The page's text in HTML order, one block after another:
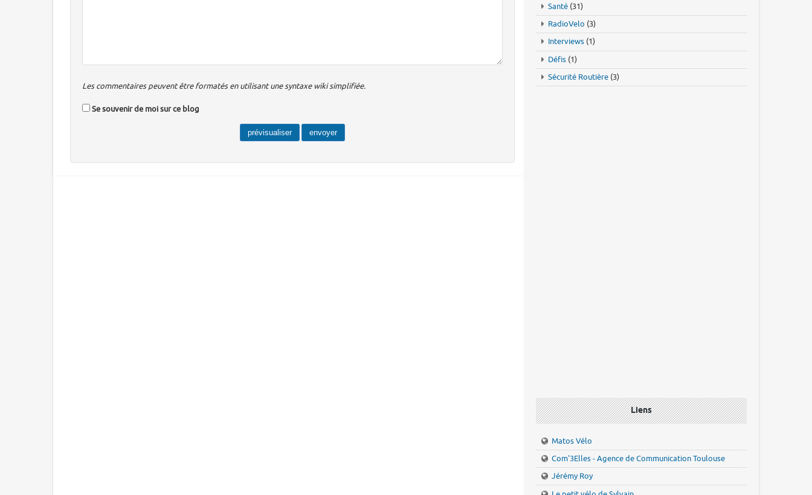
Les commentaires peuvent être formatés en utilisant une syntaxe wiki simplifiée.
Se souvenir de moi sur ce blog
Santé (31)
RadioVelo (3)
Interviews (1)
Défis (1)
Sécurité Routière (3)
Liens
Matos Vélo
Com'3Elles - Agence de Communication Toulouse
Jérémy Roy